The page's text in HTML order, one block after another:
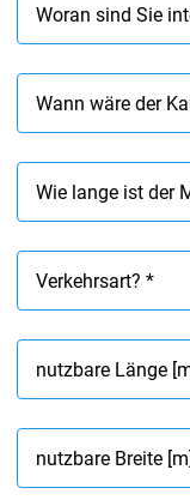
Woran sind Sie
Wann wäre der
Wie lange ist der
Verkehrsart? *
nutzbare Länge
nutzbare Breite